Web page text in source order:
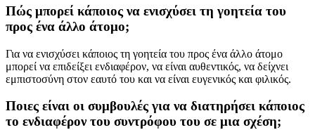
Πώς μπορεί κάποιος να ενισχύσει τη γοητεία του
προς ένα άλλο άτομο;
Για να ενισχύσει κάποιος τη γοητεία του προς ένα άλλο άτομο
μπορεί να επιδείξει ενδιαφέρον, να είναι αυθεντικός, να δείχνει
εμπιστοσύνη στον εαυτό του και να είναι ευγενικός και φιλικός.
Ποιες είναι οι συμβουλές για να διατηρήσει κάποιος
το ενδιαφέρον του συντρόφου του σε μια σχέση;